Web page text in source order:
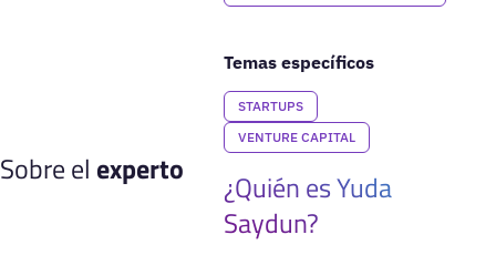
Temas específicos
STARTUPS
VENTURE CAPITAL
Sobre el experto
¿Quién es Yuda
Saydun?